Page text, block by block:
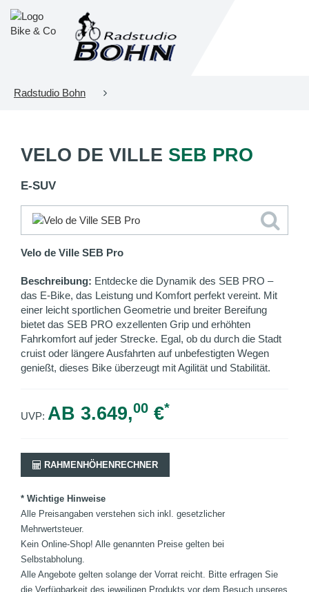
Radstudio Bohn
VELO DE VILLE SEB PRO
E-SUV
Velo de Ville SEB Pro
Beschreibung: Entdecke die Dynamik des SEB PRO –
das E-Bike, das Leistung und Komfort perfekt vereint. Mit
einer leicht sportlichen Geometrie und breiter Bereifung
bietet das SEB PRO exzellenten Grip und erhöhten
Fahrkomfort auf jeder Strecke. Egal, ob du durch die Stadt
cruist oder längere Ausfahrten auf unbefestigten Wegen
genießt, dieses Bike überzeugt mit Agilität und Stabilität.
UVP: AB 3.649,00 €*
RAHMENHÖHENRECHNER
* Wichtige Hinweise
Alle Preisangaben verstehen sich inkl. gesetzlicher
Mehrwertsteuer.
Kein Online-Shop! Alle genannten Preise gelten bei
Selbstabholung.
Alle Angebote gelten solange der Vorrat reicht. Bitte erfragen Sie
die Verfügbarkeit des jeweiligen Produkts vor dem Besuch unseres